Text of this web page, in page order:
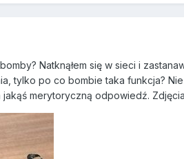
Natknąłem się w sieci i
tylko po co bombie taka funkcja?
merytoryczną odpowiedź.